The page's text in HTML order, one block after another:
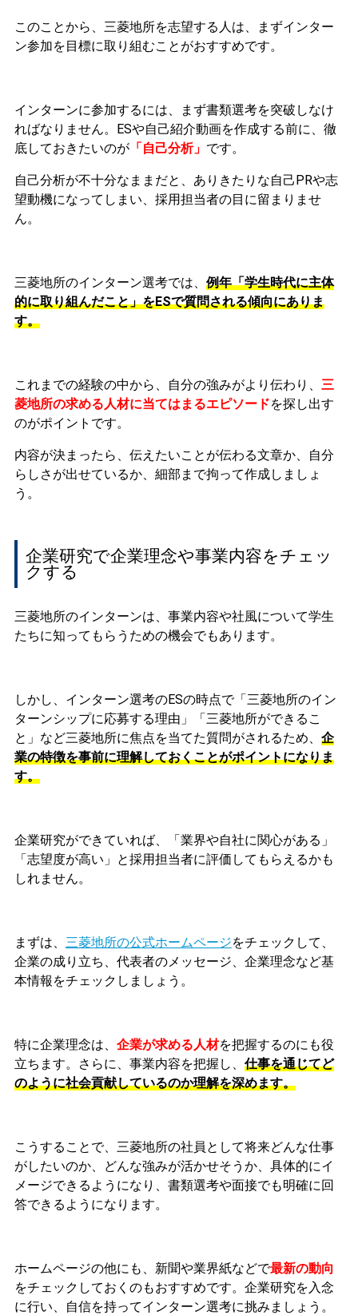
このことから、三菱地所を志望する人は、まずインター
ン参加を目標に取り組むことがおすすめです。
インターンに参加するには、まず書類選考を突破しなけ
ればなりません。 ESや自己紹介動画を作成する前に、徹
底しておきたいのが「自己分析」 です。
自己分析が不十分なままだと、ありきたりな自己PRや志
望動機になってしまい、採用担当者の目に留まりませ
ん。
三菱地所のインターン選考では、 例年「学生時代に主体
的に取り組んだこと」をESで質問される傾向にありま
す。
これまでの経験の中から、自分の強みがより伝わり、 三
菱地所の求める人材に当てはまるエピソードを探し出す
のがポイントです。
内容が決まったら、伝えたいことが伝わる文章か、自分
らしさが出せているか、細部まで拘って作成しましょ
う。
企業研究で企業理念や事業内容をチェッ
クする
三菱地所のインターンは、事業内容や社風について学生
たちに知ってもらうための機会でもあります。
しかし、インターン選考のESの時点で「三菱地所のイン
ターンシップに応募する理由」「三菱地所ができるこ
と」など三菱地所に焦点を当てた質問がされるため、 企
業の特徴を事前に理解しておくことがポイントになりま
す。
企業研究ができていれば、「業界や自社に関心がある」
「志望度が高い」と採用担当者に評価してもらえるかも
しれません。
まずは、 三菱地所の公式ホームページをチェックして、
企業の成り立ち、代表者のメッセージ、企業理念など基
本情報をチェックしましょう。
特に企業理念は、 企業が求める人材を把握するのにも役
立ちます。さらに、事業内容を把握し、 仕事を通じてど
のように社会貢献しているのか理解を深めます。
こうすることで、三菱地所の社員として将来どんな仕事
がしたいのか、どんな強みが活かせそうか、具体的にイ
メージできるようになり、書類選考や面接でも明確に回
答できるようになります。
ホームページの他にも、新聞や業界紙などで最新の動向
をチェックしておくのもおすすめです。企業研究を入念
に行い、自信を持ってインターン選考に挑みましょう。